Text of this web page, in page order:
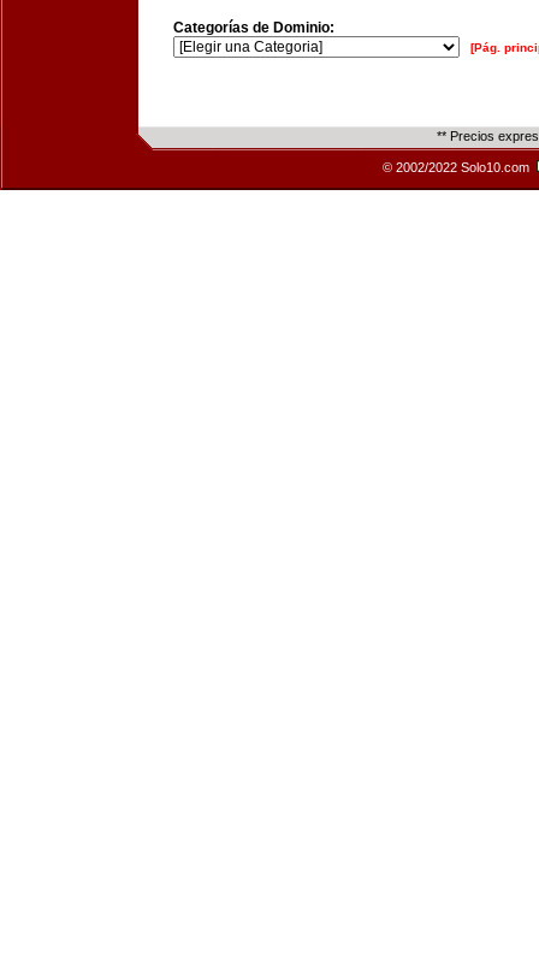
Categorías de Dominio:
[Pág.
** Precios
© 2002/2022 Solo10.com